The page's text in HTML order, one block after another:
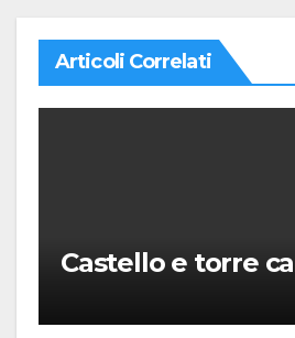
Articoli Correlati
Castello e torre